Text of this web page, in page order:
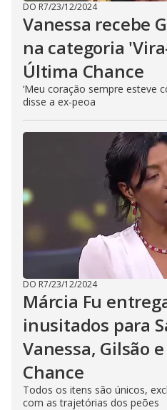
DO R7/23/12/2024
Vanessa recebe
na categoria
Última Chance
‘Meu coração sempre esteve
disse a ex-peoa
DO R7/23/12/2024
Márcia Fu
inusitados para
Vanessa, Gilsão
Chance
Todos os itens são únicos,
com as trajetórias dos peões